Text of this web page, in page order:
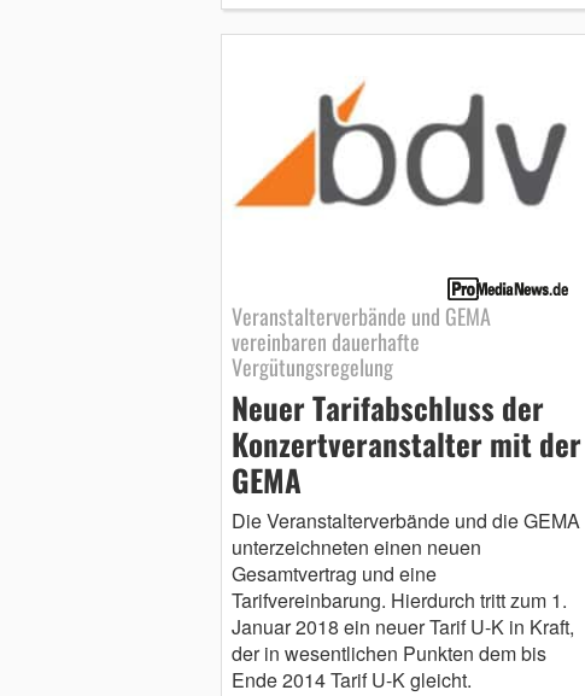
Veranstalterverbände und GEMA
vereinbaren dauerhafte
Vergütungsregelung
Neuer Tarifabschluss der
Konzertveranstalter mit der
GEMA
Die Veranstalterverbände und die GEMA
unterzeichneten einen neuen
Gesamtvertrag und eine
Tarifvereinbarung. Hierdurch tritt zum 1.
Januar 2018 ein neuer Tarif U-K in Kraft,
der in wesentlichen Punkten dem bis
Ende 2014 Tarif U-K gleicht.